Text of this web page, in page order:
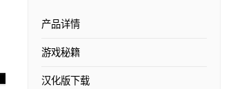
产品详情
游戏秘籍
汉化版下载